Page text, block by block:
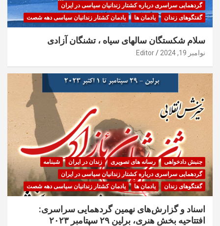
گردهمایی سراسری درباره کشتار زندانیان سیاسی در ایران
گفتگوهای زندان
یادمان ها یادمان کشتار زندانیان سیاسی دهه شصت
سلام شکستگان سالهای سیاه ، تشنگان آزادی
نوامبر 19, 2024 Editor
جنبش دادخواهی رسانه های تصویری زندان در ایران
شبنامه
گردهمایی سراسری درباره کشتار زندانیان سیاسی در ایران
گفتگوهای زندان
یادمان ها یادمان کشتار زندانیان سیاسی دهه شصت
اسناد و گزارش‌های نهمین گردهمایی سراسری:
افتتاحیه بخش هنری، برلین ۲۹ سپتامبر ۲۰۲۳